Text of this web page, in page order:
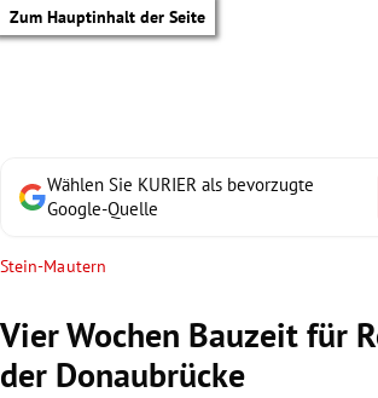
Zum Hauptinhalt der Seite
Wählen Sie KURIER als bevorzugte
Google-Quelle
Stein-Mautern
Vier Wochen Bauzeit für
der Donaubrücke